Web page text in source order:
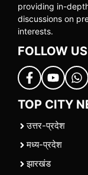
providing in-
discussions on
interests.
FOLLOW US
TOP CITY
उत्तर-प्रदेश
मध्य-प्रदेश
झारखंड